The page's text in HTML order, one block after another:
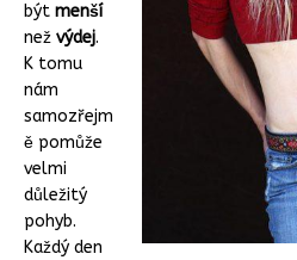
být menší
než výdej.
K tomu
nám
samozřejm
ě pomůže
velmi
důležitý
pohyb.
Každý den